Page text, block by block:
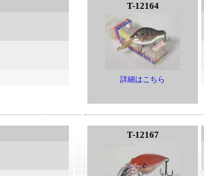
T-12164
詳細はこちら
T-12167